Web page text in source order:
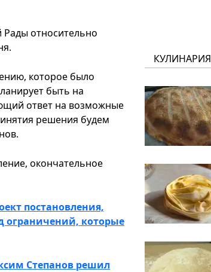
относительно
которое было
быть на
ответ на возможные
решения будем
окончательное
постановления,
ограничений, которые
Степанов решил
КУЛИНАРИЯ